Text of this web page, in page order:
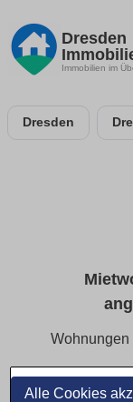
Alle Cookies
Dresden
Immobilien im
Dresden
Wohnungen
Finden Sie